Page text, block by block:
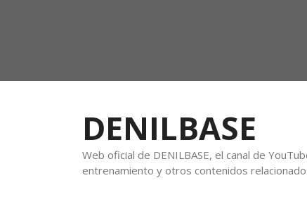
DENILBASE
Web oficial de DENILBASE, el canal de
entrenamiento y otros contenidos